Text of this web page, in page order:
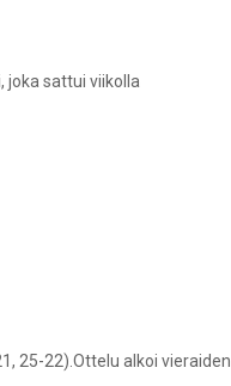
joka sattui viikolla
25-22).Ottelu alkoi vieraiden